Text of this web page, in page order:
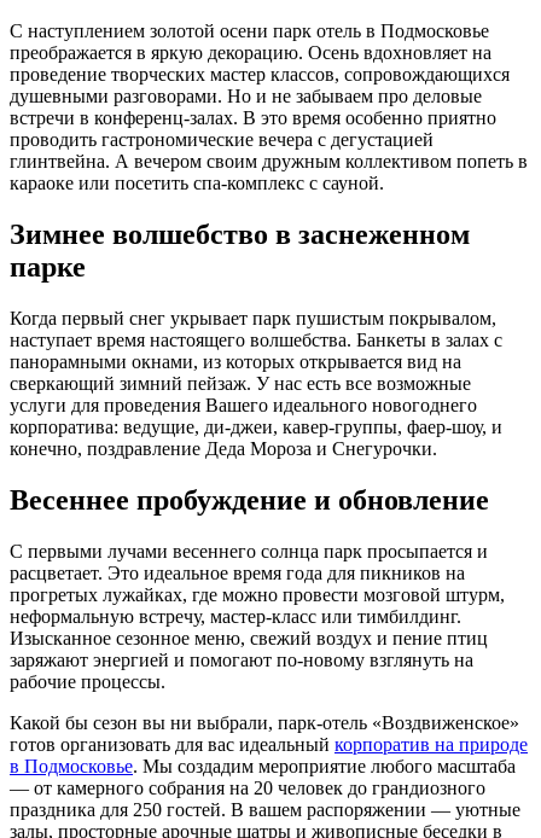
С наступлением золотой осени парк отель в Подмосковье
преображается в яркую декорацию. Осень вдохновляет на
проведение творческих мастер классов, сопровождающихся
душевными разговорами. Но и не забываем про деловые
встречи в конференц-залах. В это время особенно приятно
проводить гастрономические вечера с дегустацией
глинтвейна. А вечером своим дружным коллективом попеть в
караоке или посетить спа-комплекс с сауной.
Зимнее волшебство в заснеженном
парке
Когда первый снег укрывает парк пушистым покрывалом,
наступает время настоящего волшебства. Банкеты в залах с
панорамными окнами, из которых открывается вид на
сверкающий зимний пейзаж. У нас есть все возможные
услуги для проведения Вашего идеального новогоднего
корпоратива: ведущие, ди-джеи, кавер-группы, фаер-шоу, и
конечно, поздравление Деда Мороза и Снегурочки.
Весеннее пробуждение и обновление
С первыми лучами весеннего солнца парк просыпается и
расцветает. Это идеальное время года для пикников на
прогретых лужайках, где можно провести мозговой штурм,
неформальную встречу, мастер-класс или тимбилдинг.
Изысканное сезонное меню, свежий воздух и пение птиц
заряжают энергией и помогают по-новому взглянуть на
рабочие процессы.
Какой бы сезон вы ни выбрали, парк-отель «Воздвиженское»
готов организовать для вас идеальный корпоратив на природе
в Подмосковье. Мы создадим мероприятие любого масштаба
— от камерного собрания на 20 человек до грандиозного
праздника для 250 гостей. В вашем распоряжении — уютные
залы, просторные арочные шатры и живописные беседки в